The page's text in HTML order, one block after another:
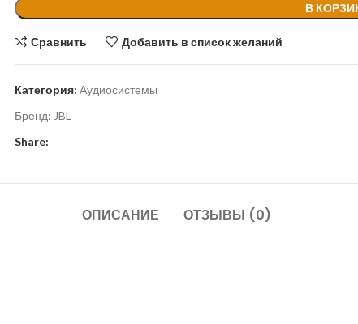
В
Сравнить Добавить в список желаний
Категория: Аудиосистемы
Бренд: JBL
Share:
ОПИСАНИЕ ОТЗЫВЫ (0)